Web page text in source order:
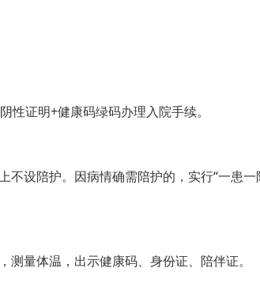
证明+健康码绿码办理入院手续。
设陪护。因病情确需陪护的，实行“一患一
量体温，出示健康码、身份证、陪伴证。